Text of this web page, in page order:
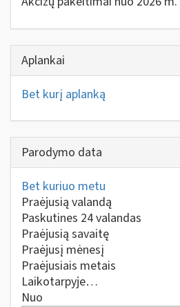
Aplankai
Bet kurį aplanką
Parodymo data
Bet kuriuo metu
Praėjusią valandą
Paskutines 24 valandas
Praėjusią savaitę
Praėjusį mėnesį
Praėjusiais metais
Laikotarpyje…
Nuo